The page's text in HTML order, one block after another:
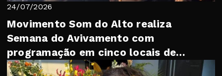
24/07/2026
Movimento Som do Alto realiza
Semana do Avivamento com
programação em cinco locais de
Petrópolis